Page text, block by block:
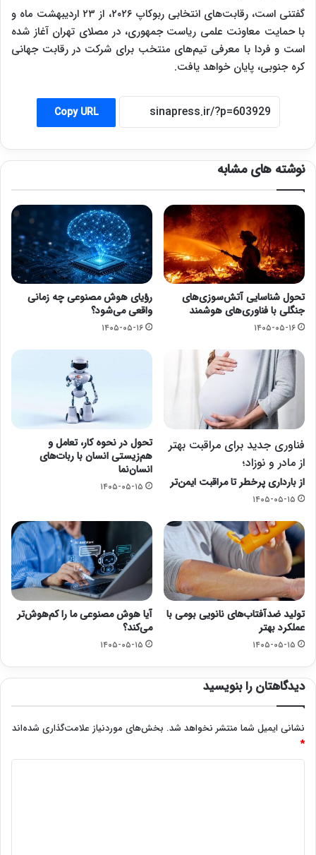
گفتنی است، رقابت‌های انتخابی ربوکاپ ۲۰۲۶، از ۲۳ اردیبهشت ماه و
با حمایت معاونت علمی ریاست جمهوری، در مصلای تهران آغاز شده
است و فردا با معرفی تیم‌های منتخب برای شرکت در رقابت جهانی
کره جنوبی، پایان خواهد یافت.
Copy URL
نوشته های مشابه
تحول شناسایی آتش‌سوزی‌های
جنگلی با فناوری‌های هوشمند
۱۴۰۵-۰۵-۱۶
رؤیای هوش مصنوعی چه زمانی
واقعی می‌شود؟
۱۴۰۵-۰۵-۱۶
فناوری جدید برای مراقبت بهتر
از مادر و نوزاد؛
از بارداری پرخطر تا مراقبت ایمن‌تر
۱۴۰۵-۰۵-۱۵
تحول در نحوه کار، تعامل و
هم‌زیستی انسان با ربات‌های
انسان‌نما
۱۴۰۵-۰۵-۱۵
تولید ضدآفتاب‌های نانویی بومی با
عملکرد بهتر
۱۴۰۵-۰۵-۱۵
آیا هوش مصنوعی ما را کم‌هوش‌تر
می‌کند؟
۱۴۰۵-۰۵-۱۵
دیدگاهتان را بنویسید
نشانی ایمیل شما منتشر نخواهد شد. بخش‌های موردنیاز علامت‌گذاری شده‌اند
*